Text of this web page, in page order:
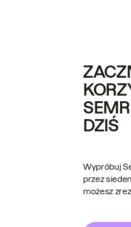
DZIŚ
Wypróbuj
przez
możesz